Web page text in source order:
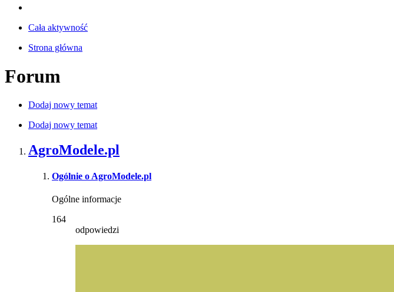
Cała aktywność
Strona główna
Forum
Dodaj nowy temat
Dodaj nowy temat
AgroModele.pl
Ogólnie o AgroModele.pl
Ogólne informacje
164
odpowiedzi